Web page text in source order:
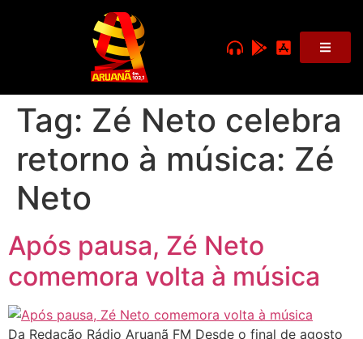
Tag: Zé Neto celebra
retorno à música: Zé
Neto
Após pausa, Zé Neto
comemora volta à música
Da Redação Rádio Aruanã FM Desde o final de agosto